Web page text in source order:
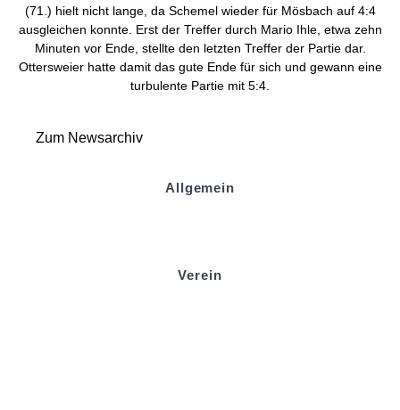
(71.) hielt nicht lange, da Schemel wieder für Mösbach auf 4:4
ausgleichen konnte. Erst der Treffer durch Mario Ihle, etwa zehn
Minuten vor Ende, stellte den letzten Treffer der Partie dar.
Ottersweier hatte damit das gute Ende für sich und gewann eine
turbulente Partie mit 5:4.
Zum Newsarchiv
Allgemein
Verein